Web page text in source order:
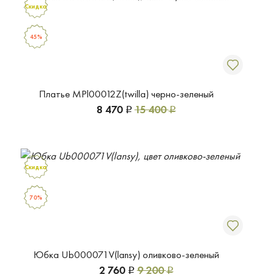
Платье MPl00012Z(twilla) черно-зеленый
8 470 Р 15 400Р
Скидка
45%
Юбка Ub000071V(lansy) оливково-зеленый
2 760 Р 9 200Р
Скидка
70%